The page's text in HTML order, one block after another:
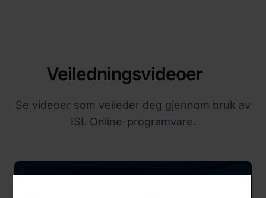
Veiledningsvideoer
Se videoer som veileder deg gjennom bruk av
ISL Online-programvare.